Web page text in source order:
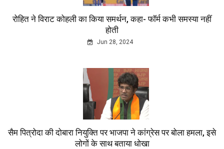
रोहित ने विराट कोहली का किया समर्थन, कहा- फॉर्म कभी समस्या नहीं
होती
Jun 28, 2024
सैम पित्रोदा की दोबारा नियुक्ति पर भाजपा ने कांग्रेस पर बोला हमला, इसे
लोगों के साथ बताया धोखा